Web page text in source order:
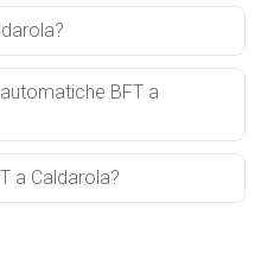
BFT a
a Caldarola?